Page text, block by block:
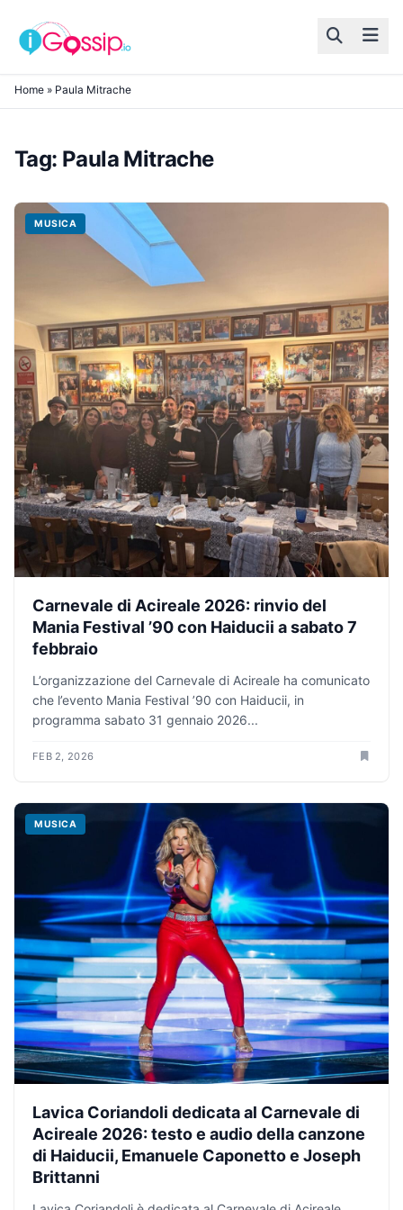
Skip to content
Home » Paula Mitrache
Tag: Paula Mitrache
MUSICA
Carnevale di Acireale 2026: rinvio del
Mania Festival ’90 con Haiducii a sabato 7
febbraio
L’organizzazione del Carnevale di Acireale ha comunicato
che l’evento Mania Festival ’90 con Haiducii, in
programma sabato 31 gennaio 2026...
FEB 2, 2026
MUSICA
Lavica Coriandoli dedicata al Carnevale di
Acireale 2026: testo e audio della canzone
di Haiducii, Emanuele Caponetto e Joseph
Brittanni